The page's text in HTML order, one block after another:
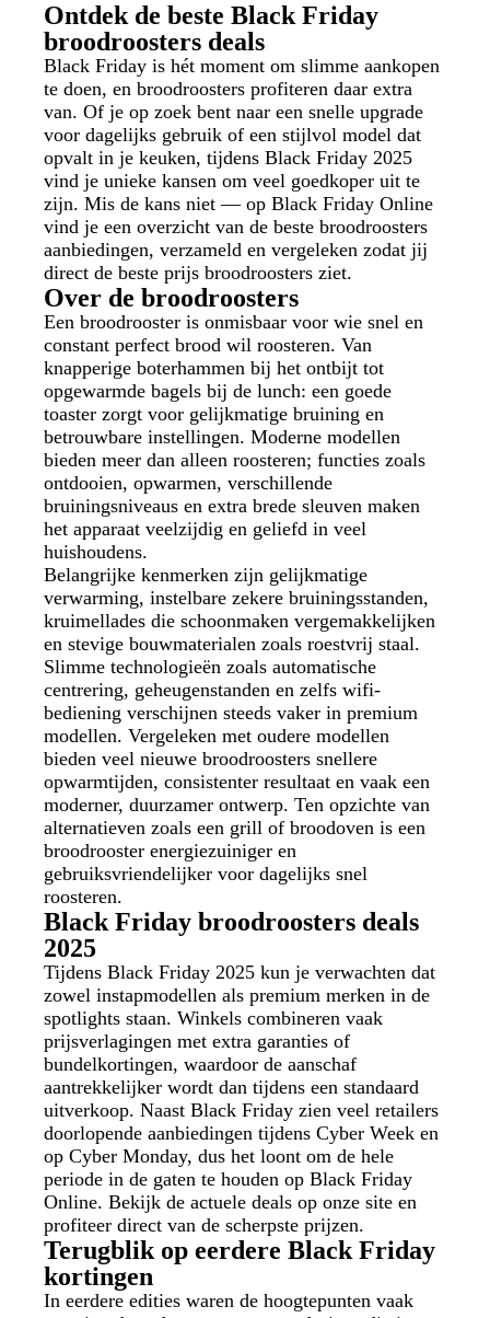
Ontdek de beste Black Friday
broodroosters deals
Black Friday is hét moment om slimme aankopen
te doen, en broodroosters profiteren daar extra
van. Of je op zoek bent naar een snelle upgrade
voor dagelijks gebruik of een stijlvol model dat
opvalt in je keuken, tijdens Black Friday 2025
vind je unieke kansen om veel goedkoper uit te
zijn. Mis de kans niet — op Black Friday Online
vind je een overzicht van de beste broodroosters
aanbiedingen, verzameld en vergeleken zodat jij
direct de beste prijs broodroosters ziet.
Over de broodroosters
Een broodrooster is onmisbaar voor wie snel en
constant perfect brood wil roosteren. Van
knapperige boterhammen bij het ontbijt tot
opgewarmde bagels bij de lunch: een goede
toaster zorgt voor gelijkmatige bruining en
betrouwbare instellingen. Moderne modellen
bieden meer dan alleen roosteren; functies zoals
ontdooien, opwarmen, verschillende
bruiningsniveaus en extra brede sleuven maken
het apparaat veelzijdig en geliefd in veel
huishoudens.
Belangrijke kenmerken zijn gelijkmatige
verwarming, instelbare zekere bruiningsstanden,
kruimellades die schoonmaken vergemakkelijken
en stevige bouwmaterialen zoals roestvrij staal.
Slimme technologieën zoals automatische
centrering, geheugenstanden en zelfs wifi-
bediening verschijnen steeds vaker in premium
modellen. Vergeleken met oudere modellen
bieden veel nieuwe broodroosters snellere
opwarmtijden, consistenter resultaat en vaak een
moderner, duurzamer ontwerp. Ten opzichte van
alternatieven zoals een grill of broodoven is een
broodrooster energiezuiniger en
gebruiksvriendelijker voor dagelijks snel
roosteren.
Black Friday broodroosters deals
2025
Tijdens Black Friday 2025 kun je verwachten dat
zowel instapmodellen als premium merken in de
spotlights staan. Winkels combineren vaak
prijsverlagingen met extra garanties of
bundelkortingen, waardoor de aanschaf
aantrekkelijker wordt dan tijdens een standaard
uitverkoop. Naast Black Friday zien veel retailers
doorlopende aanbiedingen tijdens Cyber Week en
op Cyber Monday, dus het loont om de hele
periode in de gaten te houden op Black Friday
Online. Bekijk de actuele deals op onze site en
profiteer direct van de scherpste prijzen.
Terugblik op eerdere Black Friday
kortingen
In eerdere edities waren de hoogtepunten vaak